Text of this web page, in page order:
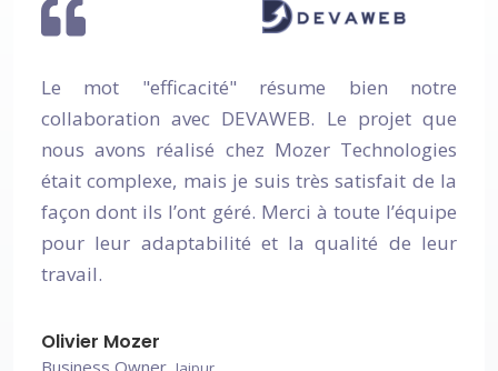
résume bien notre
avec DEVAWEB. Le projet que
réalisé chez Mozer Technologies
mais je suis très satisfait de la
ils l’ont géré. Merci à toute l’équipe
adaptabilité et la qualité de leur
Nous
succès.
nous